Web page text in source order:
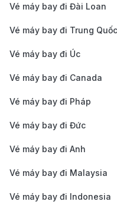
chọn ra chuyến
của mình.
Đặt vé vào mùa
Tại sao nên
Trang đi
Giá vé cạnh tranh:
nhật các chương
Vé máy bay đi Đài Loan
Vé máy bay đi Trung Quốc
Vé máy bay đi Úc
Vé máy bay đi Canada
Vé máy bay đi Pháp
Vé máy bay đi Đức
Vé máy bay đi Anh
Vé máy bay đi Malaysia
Vé máy bay đi Indonesia